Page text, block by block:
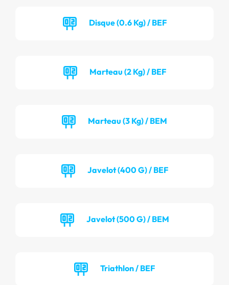
Disque (0.6 Kg) / BEF
Marteau (2 Kg) / BEF
Marteau (3 Kg) / BEM
Javelot (400 G) / BEF
Javelot (500 G) / BEM
Triathlon / BEF